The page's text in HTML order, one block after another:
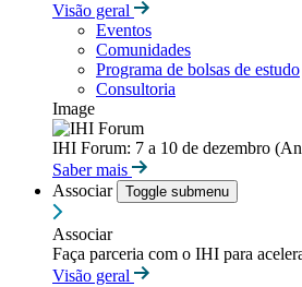
Visão geral
Eventos
Comunidades
Programa de bolsas de estudo
Consultoria
Image
IHI Forum: 7 a 10 de dezembro
Saber mais
Associar
Toggle submenu
Associar
Faça parceria com o IHI para
Visão geral